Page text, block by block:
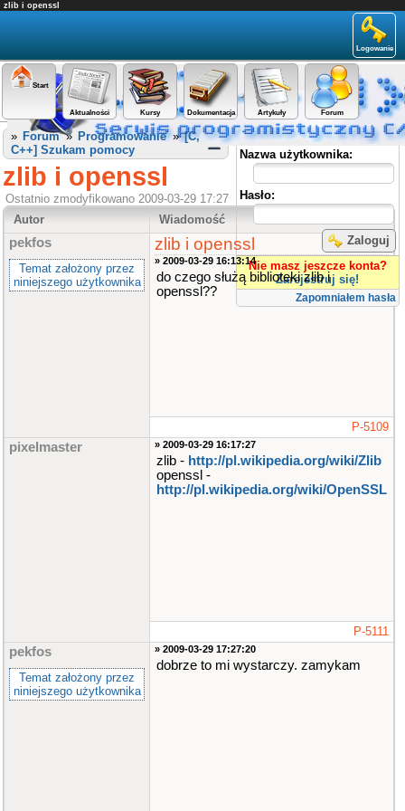
zlib i openssl
Logowanie
Start
Aktualności Kursy Dokumentacja Artykuły Forum
Panel użytkownika
Nazwa użytkownika:
Hasło:
Zaloguj
Nie masz jeszcze konta?
Zarejestruj się!
Zapomniałem hasła
» Forum» Programowanie»[C,
C++] Szukam pomocy
zlib i openssl
Ostatnio zmodyfikowano 2009-03-29 17:27
Autor
Wiadomość
pekfos
Temat założony przez
niniejszego użytkownika
zlib i openssl
» 2009-03-29 16:13:14
do czego służą biblioteki zlib i
openssl??
P-5109
pixelmaster » 2009-03-29 16:17:27
zlib - http://pl.wikipedia.org/wiki/Zlib
openssl -
http://pl.wikipedia.org/wiki/OpenSSL
P-5111
pekfos
Temat założony przez
niniejszego użytkownika
» 2009-03-29 17:27:20
dobrze to mi wystarczy. zamykam